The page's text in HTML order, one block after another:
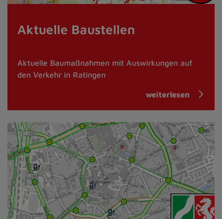
Aktuelle Baustellen
Aktuelle Baumaßnahmen mit Auswirkungen auf
den Verkehr in Ratingen
weiterlesen